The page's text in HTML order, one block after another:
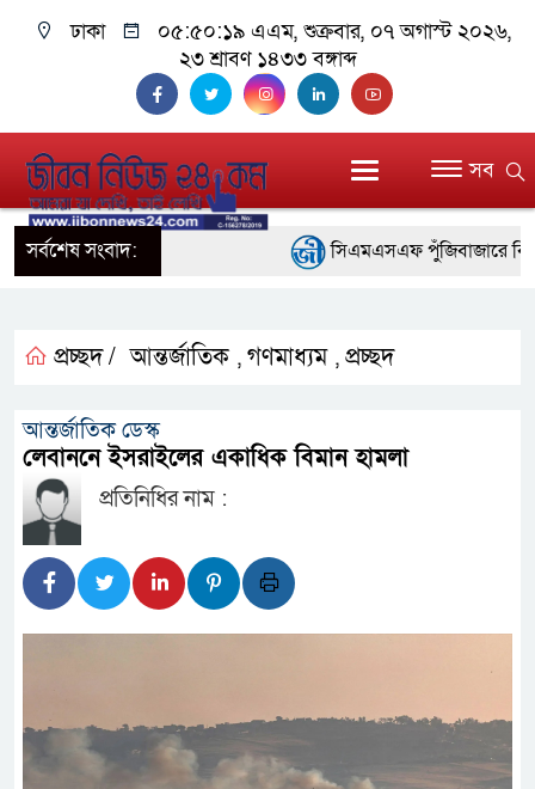
ঢাকা ০৫:৫০:২০ এএম, শুক্রবার, ০৭ অগাস্ট ২০২৬,
২৩ শ্রাবণ ১৪৩৩ বঙ্গাব্দ
সব
সর্বশেষ সংবাদ:
সিএমএসএফ পুঁজিবাজারে
আন্তর্জাতিক মানের প্যারা
নদী দূষণ রোধে সমন্বিত
ফ্যাসিবাদবিরোধী আন্দোলনে
প্রচ্ছদ / আন্তর্জাতিক , গণমাধ্যম , প্রচ্ছদ
আন্তর্জাতিক ডেস্ক
লেবাননে ইসরাইলের একাধিক বিমান হামলা
প্রতিনিধির নাম :